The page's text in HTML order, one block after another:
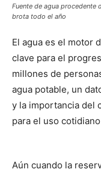
Fuente de agua procedente
brota todo el año
El agua es el motor
clave para el
millones de
agua potable, un
y la importancia del
para el uso
Aún cuando la